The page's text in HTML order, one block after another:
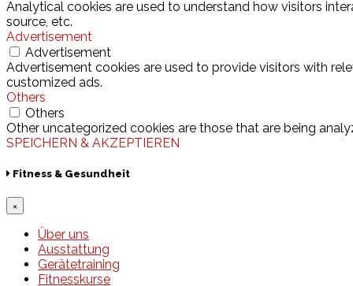
Analytical cookies are used to understand how visitors
source, etc.
Advertisement
Advertisement
Advertisement cookies are used to provide visitors with
customized ads.
Others
Others
Other uncategorized cookies are those that are being
SPEICHERN & AKZEPTIEREN
Fitness & Gesundheit
×
Über uns
Ausstattung
Gerätetraining
Fitnesskurse